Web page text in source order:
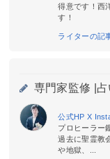
得意です！西
す！
ライターの記
専門家監修 |
公式HP X
プロヒーラー
過去に聖霊教
や地獄、...